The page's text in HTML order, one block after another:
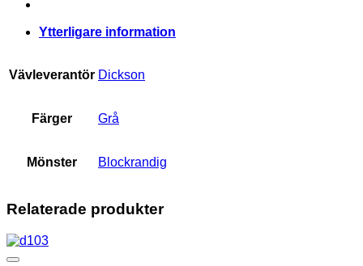
Ytterligare information
Vävleverantör Dickson
Färger Grå
Mönster Blockrandig
Relaterade produkter